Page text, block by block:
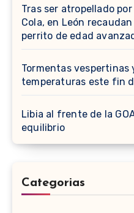
Tras ser atropellado
Cola, en León
perrito de edad
Tormentas vespertinas
temperaturas este fin
Libia al frente de la
equilibrio
Categorias